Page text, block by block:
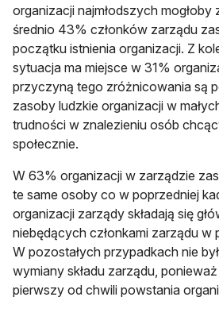
organizacji najmłodszych
średnio 43% członków zarządu
początku istnienia organizacji. Z
sytuacja ma miejsce w 31%
przyczyną tego zróżnicowania są
zasoby ludzkie organizacji w
trudności w znalezieniu osób
społecznie.
W 63% organizacji w zarządzie
te same osoby co w poprzedniej
organizacji zarządy składają się
niebędących członkami zarządu w
W pozostałych przypadkach nie
wymiany składu zarządu,
pierwszy od chwili powstania